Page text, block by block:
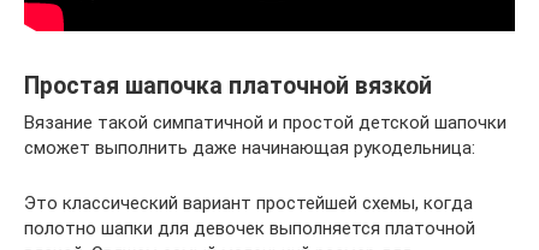
Простая шапочка платочной вязкой
Вязание такой симпатичной и простой детской шапочки
сможет выполнить даже начинающая рукодельница:
Это классический вариант простейшей схемы, когда
полотно шапки для девочек выполняется платочной